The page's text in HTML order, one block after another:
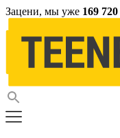
Зацени, мы уже 169 720